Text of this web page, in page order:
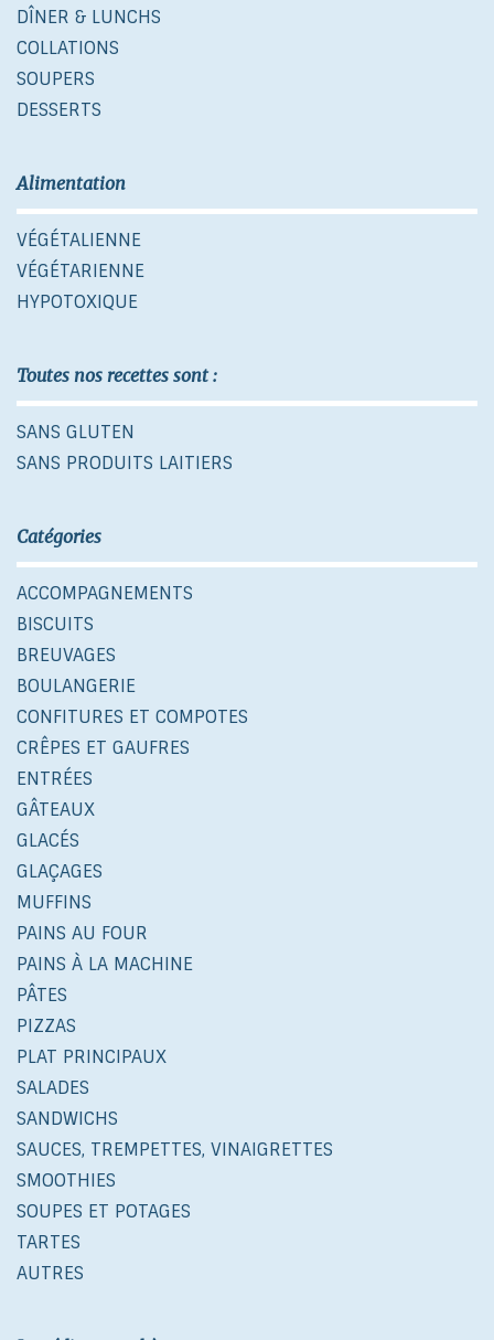
DÎNER & LUNCHS
COLLATIONS
SOUPERS
DESSERTS
Alimentation
VÉGÉTALIENNE
VÉGÉTARIENNE
HYPOTOXIQUE
Toutes nos recettes sont :
SANS GLUTEN
SANS PRODUITS LAITIERS
Catégories
ACCOMPAGNEMENTS
BISCUITS
BREUVAGES
BOULANGERIE
CONFITURES ET COMPOTES
CRÊPES ET GAUFRES
ENTRÉES
GÂTEAUX
GLACÉS
GLAÇAGES
MUFFINS
PAINS AU FOUR
PAINS À LA MACHINE
PÂTES
PIZZAS
PLAT PRINCIPAUX
SALADES
SANDWICHS
SAUCES, TREMPETTES, VINAIGRETTES
SMOOTHIES
SOUPES ET POTAGES
TARTES
AUTRES